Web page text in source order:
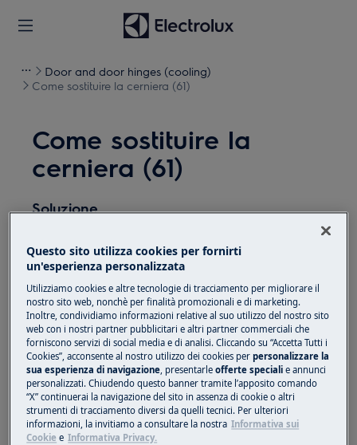
Door and door hinges (cooling)
Come sostituire la cerniera (61)
Come sostituire la
cerniera (61)
Soluzione
disattivare l'apparecchiatura e scollegare la spina di
alimentazione dalla
Fare sempre attenzione quando si spostano
apparecchi, per apparecchi pesanti sono necessarie
due persone per spostarli.
Utilizzare sempre guanti di sicurezza e calzature
chiuse.
Si prega di notare che l'auto-riparazione o la
Questo sito utilizza cookies per fornirti
un'esperienza personalizzata
Utilizziamo cookies e altre tecnologie di tracciamento per migliorare il
nostro sito web, nonchè per finalità promozionali e di marketing.
Inoltre, condividiamo informazioni relative al suo utilizzo del nostro sito
web con i nostri partner pubblicitari e altri partner commerciali che
forniscono servizi di social media e di analisi. Cliccando su “Accetta Tutti i
Cookies”, acconsente al nostro utilizzo dei cookies perpersonalizzare la
sua esperienza di navigazione, presentarleofferte speciali e annunci
personalizzati. Chiudendo questo banner tramite l’apposito comando
“X” continuerai la navigazione del sito in assenza di cookie o altri
strumenti di tracciamento diversi da quelli tecnici. Per ulteriori
informazioni, la invitiamo a consultare la nostra Informativa sui
Cookie e Informativa Privacy.